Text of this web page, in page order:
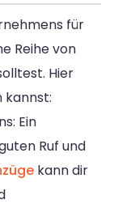
für
Reihe von
Hier
kannst:
Ein
Ruf und
kann dir